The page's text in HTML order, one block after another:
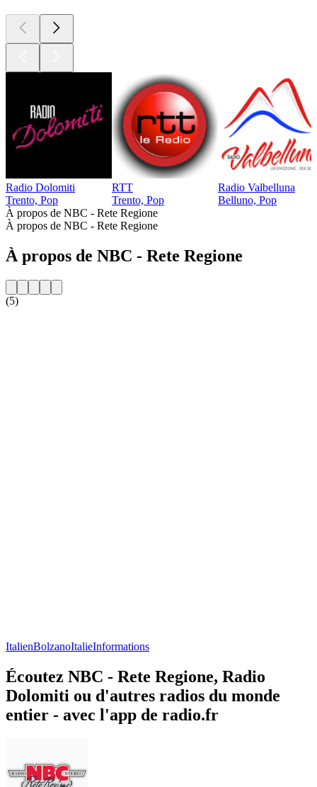
Radio Dolomiti
Trento, Pop
RTT
Trento, Pop
Radio Valbelluna
Belluno, Pop
À propos de NBC - Rete Regione
À propos de NBC - Rete Regione
À propos de NBC - Rete Regione
(5)
ItalienBolzanoItalieInformations
Écoutez NBC - Rete Regione, Radio
Dolomiti ou d'autres radios du monde
entier - avec l'app de radio.fr